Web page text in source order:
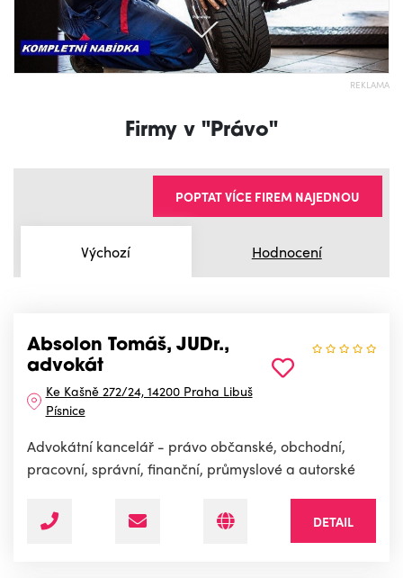
REKLAMA
Firmy v "Právo"
Výchozí Hodnocení
POPTAT VÍCE FIREM NAJEDNOU
Absolon Tomáš, JUDr.,
advokát
Ke Kašně 272/24, 14200 Praha Libuš
Písnice
Advokátní kancelář - právo občanské, obchodní,
pracovní, správní, finanční, průmyslové a autorské
DETAIL